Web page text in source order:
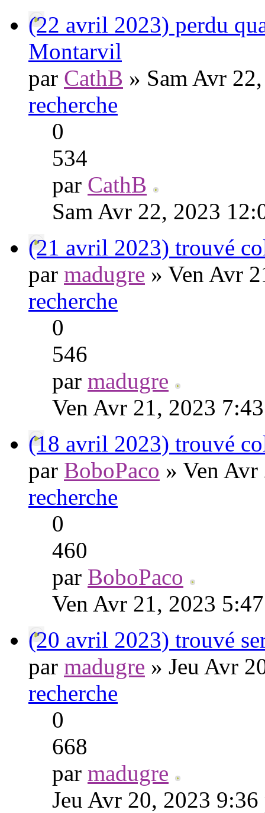
(22 avril 2023) perdu
Montarvil
par CathB » Sam Avr
recherche
0
534
par CathB
Sam Avr 22, 2023
(21 avril 2023) trouvé
par madugre » Ven Avr
recherche
0
546
par madugre
Ven Avr 21, 2023
(18 avril 2023) trouvé
par BoboPaco » Ven
recherche
0
460
par BoboPaco
Ven Avr 21, 2023
(20 avril 2023) trouvé
par madugre » Jeu Avr
recherche
0
668
par madugre
Jeu Avr 20, 2023 9:36